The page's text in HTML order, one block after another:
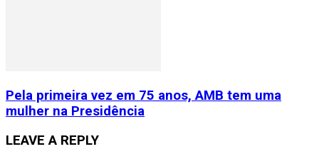
Pela primeira vez em 75 anos, AMB tem uma
mulher na Presidência
LEAVE A REPLY